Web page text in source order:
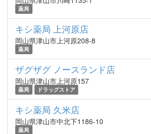
薬局
キシ薬局 上河原店
岡山県津山市上河原208-8
薬局
ザグザグ ノースランド店
岡山県津山市上河原157
薬局 ドラッグストア
キシ薬局 久米店
岡山県津山市中北下1186-10
薬局